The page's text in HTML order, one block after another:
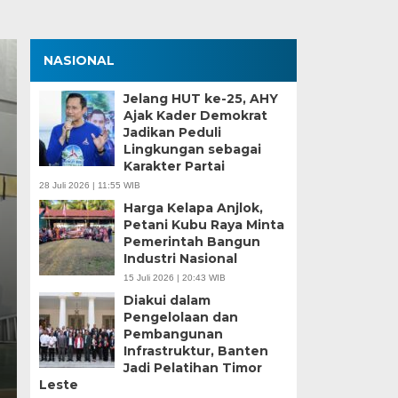
Satap di Kota
Manual
Murid Baru (SPMB) Tahun Ajaran 2026/2007
NASIONAL
Jelang HUT ke-25, AHY
Ajak Kader Demokrat
Jadikan Peduli
Lingkungan sebagai
Karakter Partai
28 Juli 2026 | 11:55 WIB
Harga Kelapa Anjlok,
Petani Kubu Raya Minta
Pemerintah Bangun
Industri Nasional
15 Juli 2026 | 20:43 WIB
Diakui dalam
Pengelolaan dan
Pembangunan
Infrastruktur, Banten
Jadi Pelatihan Timor
Leste